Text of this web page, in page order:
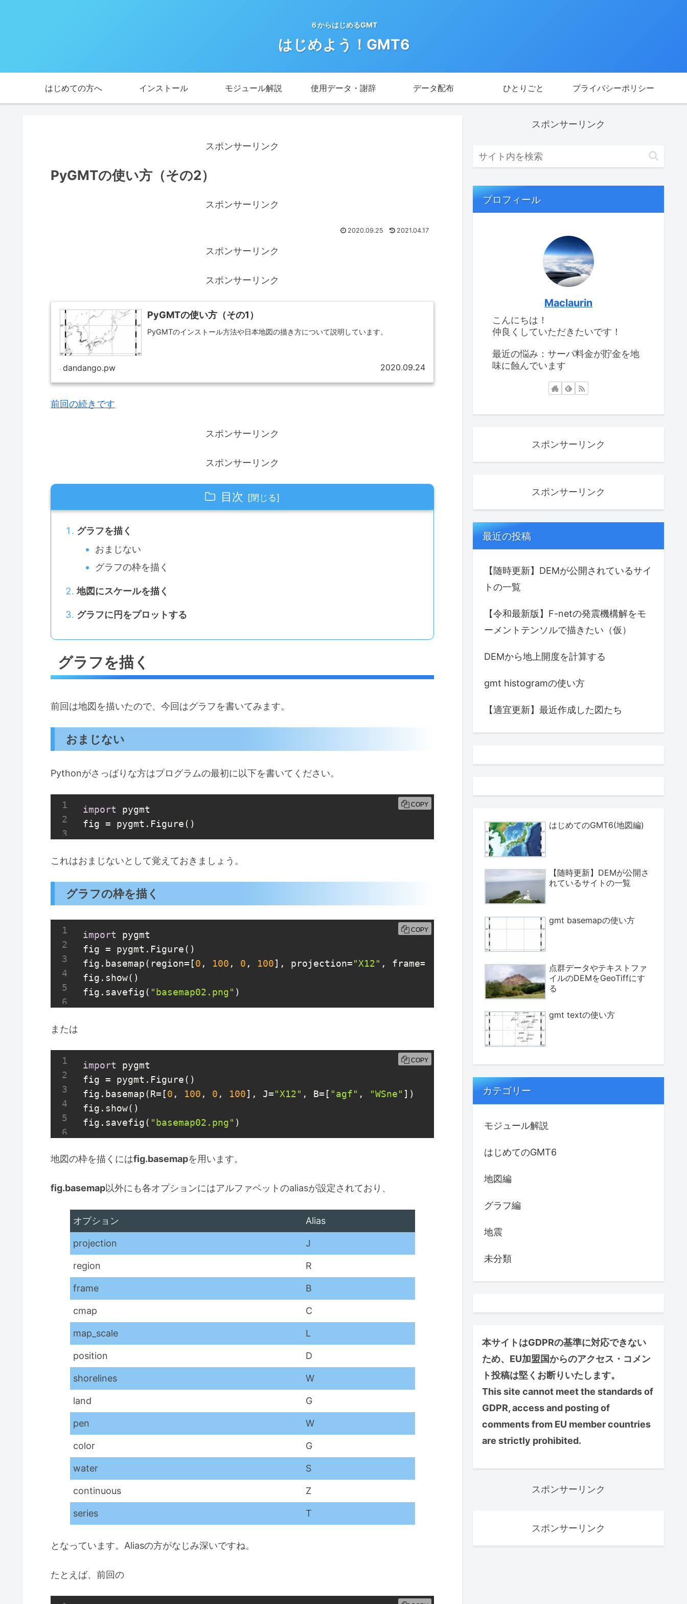
６からはじめるGMT
はじめよう！GMT6
はじめての方へ インストール モジュール解説 使用データ・謝辞 データ配布 ひとりごと プライバシーポリシー
スポンサーリンク
PyGMTの使い方（その2）
スポンサーリンク
2020.09.25 2021.04.17
スポンサーリンク
スポンサーリンク
PyGMTの使い方（その1）
PyGMTのインストール方法や日本地図の描き方について説明しています。
dandango.pw 2020.09.24
前回の続きです
スポンサーリンク
スポンサーリンク
目次
グラフを描く
おまじない
グラフの枠を描く
地図にスケールを描く
グラフに円をプロットする
グラフを描く
前回は地図を描いたので、今回はグラフを書いてみます。
おまじない
Pythonがさっぱりな方はプログラムの最初に以下を書いてください。
import pygmt
fig = pygmt.Figure()
COPY
これはおまじないとして覚えておきましょう。
グラフの枠を描く
import pygmt
fig = pygmt.Figure()
fig.basemap(region=[0 , 100 , 0 , 100], projection="X12" , frame=[ "WSne"])
fig.show()
fig.savefig( "basemap02.png" )
COPY
または
import pygmt
fig = pygmt.Figure()
fig.basemap(R=[0 , 100 , 0 , 100], J="X12" , B=[ "agf" , "WSne" ])
fig.show()
fig.savefig( "basemap02.png" )
COPY
地図の枠を描くにはfig.basemapを用います。
fig.basemap以外にも各オプションにはアルファベットのaliasが設定されており、
オプション Alias
projection J
region R
frame B
cmap C
map_scale L
position D
shorelines W
land G
pen W
color G
water S
continuous Z
series T
となっています。Aliasの方がなじみ深いですね。
たとえば、前回の
スポンサーリンク
プロフィール
Maclaurin
こんにちは！
仲良くしていただきたいです！
最近の悩み：サーバ料金が貯金を地
味に蝕んでいます
スポンサーリンク
スポンサーリンク
最近の投稿
【随時更新】DEMが公開されているサイ
トの一覧
【令和最新版】F-netの発震機構解をモ
ーメントテンソルで描きたい（仮）
DEMから地上開度を計算する
gmt histogramの使い方
【適宜更新】最近作成した図たち
はじめてのGMT6(地図編)
【随時更新】DEMが公開さ
れているサイトの一覧
gmt basemapの使い方
点群データやテキストファ
イルのDEMをGeoTiffにす
る
gmt textの使い方
カテゴリー
モジュール解説
はじめてのGMT6
地図編
グラフ編
地震
未分類
本サイトはGDPRの基準に対応できない
ため、EU加盟国からのアクセス・コメン
ト投稿は堅くお断りいたします。
This site cannot meet the standards of
GDPR, access and posting of
comments from EU member countries
are strictly prohibited.
スポンサーリンク
スポンサーリンク